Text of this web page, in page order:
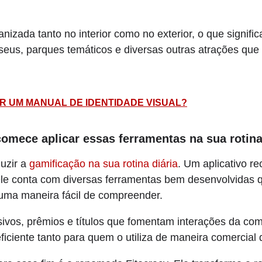
tanto no interior como no exterior, o que
parques temáticos e diversas outras atrações
UM MANUAL DE IDENTIDADE VISUAL?
aplicar essas ferramentas na sua
a gamificação na sua rotina diária. Um aplicativo
conta com diversas ferramentas bem desenvolvidas
maneira fácil de compreender.
prêmios e títulos que fomentam interações da
tanto para quem o utiliza de maneira comercial